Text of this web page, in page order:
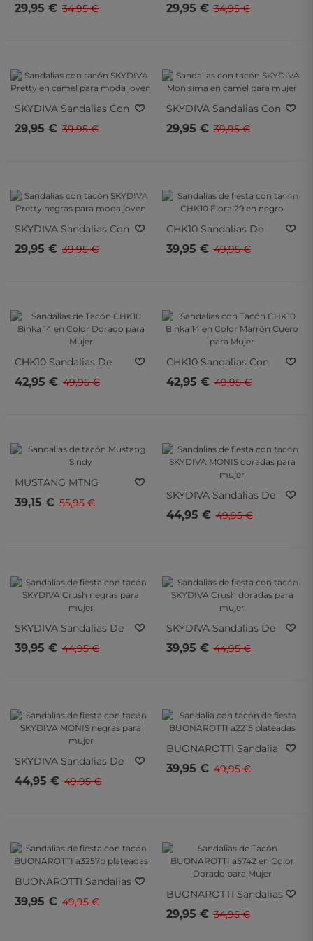
encontrar tu producto de una forma más sencilla. Envíos 24h-
Tacón Elegantes
SKYDIVA Brunch
29,95 € 34,95 €
Tacón Elegantes
SKYDIVA Brunch
29,95 € 34,95 €
- 25%
SKYDIVA Sandalias Con
Tacón SKYDIVA Pretty
En Camel Para Moda
29,95 € 39,95 €
- 25%
SKYDIVA Sandalias Con
Tacón SKYDIVA
Monisima En Camel
29,95 € 39,95 €
- 25%
SKYDIVA Sandalias Con
Tacón SKYDIVA Pretty
Negras Para Moda
29,95 € 39,95 €
- 20%
CHK10 Sandalias De
Fiesta Con Tacón CHK10
Flora 29 En Negro
39,95 € 49,95 €
- 15%
CHK10 Sandalias De
Tacón CHK10 Binka 14
En Color Dorado Para
42,95 € 49,95 €
- 15%
CHK10 Sandalias Con
Tacón CHK10 Binka 14
En Color Marrón Cuero
42,95 € 49,95 €
- 30%
MUSTANG MTNG
Sandalias De Tacón
Mustang Sindy
39,15 € 55,95 €
- 10%
SKYDIVA Sandalias De
Fiesta Con Tacón
SKYDIVA MONIS
44,95 € 49,95 €
- 10%
SKYDIVA Sandalias De
Fiesta Con Tacón
SKYDIVA Crush Negras
39,95 € 44,95 €
- 10%
SKYDIVA Sandalias De
Fiesta Con Tacón
SKYDIVA Crush Doradas
39,95 € 44,95 €
- 10%
SKYDIVA Sandalias De
Fiesta Con Tacón
SKYDIVA MONIS Negras
44,95 € 49,95 €
- 20%
BUONAROTTI Sandalia
Con Tacón De Fiesta
BUONAROTTI A2215
39,95 € 49,95 €
- 20%
BUONAROTTI Sandalias
De Fiesta Con Tacón
BUONAROTTI A3257b
39,95 € 49,95 €
BUONAROTTI Sandalias
De Tacón BUONAROTTI
A5742 En Color Dorado
29,95 € 34,95 €